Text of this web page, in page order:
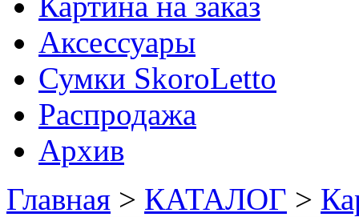
Аксессуары
Сумки SkoroLetto
Распродажа
Архив
Главная > КАТАЛОГ >